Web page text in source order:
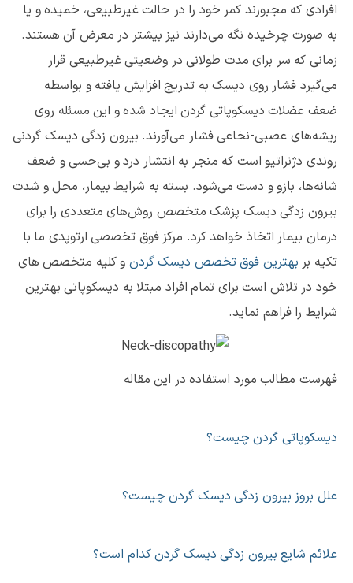
افرادی که مجبورند کمر خود را در حالت غیرطبیعی، خمیده و یا
به صورت چرخیده نگه می‌دارند نیز بیشتر در معرض آن هستند.
زمانی که سر برای مدت طولانی در وضعیتی غیرطبیعی قرار
می‌گیرد فشار روی دیسک به تدریج افزایش یافته و بواسطه
ضعف عضلات دیسکوپاتی گردن ایجاد شده و این مسئله روی
ریشه‌های عصبی-نخاعی فشار می‌آورند. بیرون زدگی دیسک گردنی
روندی دژنراتیو است که منجر به انتشار درد و بی‌حسی و ضعف
شانه‌ها، بازو و دست می‌شود. بسته به شرایط بیمار، محل و شدت
بیرون زدگی دیسک پزشک متخصص روش‌های متعددی را برای
درمان بیمار اتخاذ خواهد کرد. مرکز فوق تخصصی ارتوپدی ما با
تکیه بر بهترین فوق تخصص دیسک گردن و کلیه متخصص های
خود در تلاش است برای تمام افراد مبتلا به دیسکوپاتی بهترین
شرایط را فراهم نماید.
فهرست مطالب مورد استفاده در این مقاله
دیسکوپاتی گردن چیست؟
علل بروز بیرون زدگی دیسک گردن چیست؟
علائم شایع بیرون زدگی دیسک گردن کدام است؟